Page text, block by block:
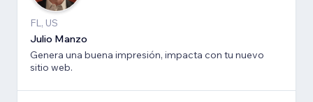
FL, US
Julio Manzo
Genera una buena impresión, impacta con tu nuevo
sitio web.